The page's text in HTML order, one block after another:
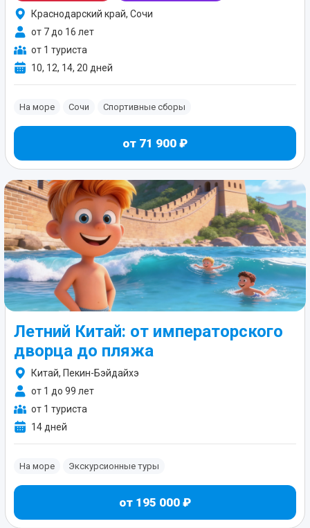
Краснодарский край, Сочи
от 7 до 16 лет
от 1 туриста
10, 12, 14, 20 дней
На море Сочи Спортивные сборы
от 71 900 ₽
Летний Китай: от императорского
дворца до пляжа
Китай, Пекин-Бэйдайхэ
от 1 до 99 лет
от 1 туриста
14 дней
На море Экскурсионные туры
от 195 000 ₽